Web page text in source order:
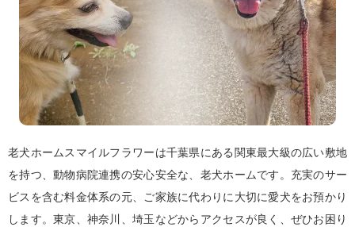
老犬ホームスマイルフラワーは千葉県にある関東最大級の広い敷地
を持つ、動物病院連携の安心安全な、老犬ホームです。充実のサー
ビスを含む料金体系の元、ご家族に代わりに大切に愛犬をお預かり
します。東京、神奈川、埼玉などからアクセスが良く、ぜひお困り